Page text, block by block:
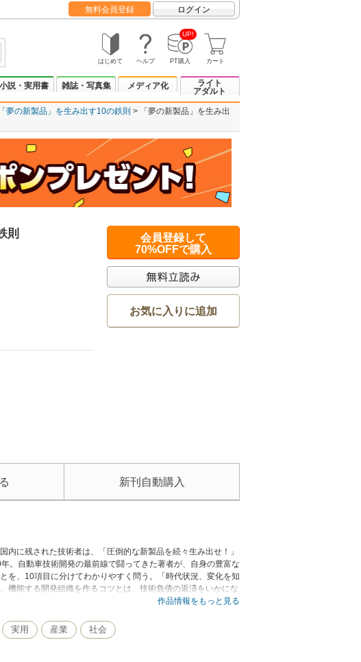
無料会員登録 ログイン
はじめて ヘルプ
UP!
PT購入 カート
小説・実用書 雑誌・写真集 メディア化
ライト
アダルト
「夢の新製品」を生み出す10の鉄則
「夢の新製品」を生み出
則
会員登録して
70%OFFで購入
お気に入りに追加
新刊自動購入
に残された技術者は、「圧倒的な新製品を続々生み出せ！」
。自動車技術開発の最前線で闘ってきた著者が、自身の豊富な
を、10項目に分けてわかりやすく問う。「時代状況、変化を知
機能する開発組織を作るコツとは、技術負債の返済をいかにな
競争を勝ち抜く“秘訣”を説く。現場で奮闘する若き技術者、必
作品情報をもっと見る
実用 産業 社会